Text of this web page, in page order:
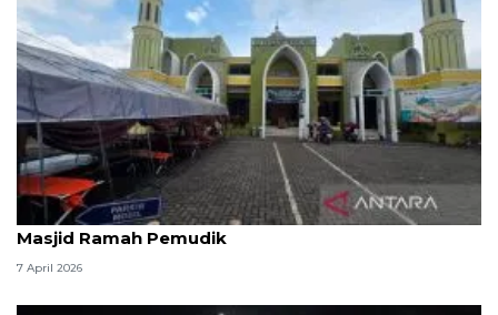
Kemenag: 3,5 juta orang manfaatkan layanan
Masjid Ramah Pemudik
7 April 2026